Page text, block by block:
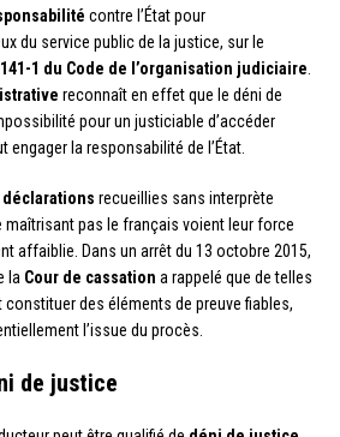
contre l’État pour
du service public de la justice, sur le
1 du Code de l’organisation judiciaire
reconnaît en effet que le déni de
pour un justiciable d’accéder
la responsabilité de l’État.
déclarations recueillies sans interprète
maîtrisant pas le français voient leur force
affaiblie. Dans un arrêt du 13 octobre 2015,
la Cour de cassation a rappelé que de telles
des éléments de preuve fiables,
l’issue du procès.
de justice